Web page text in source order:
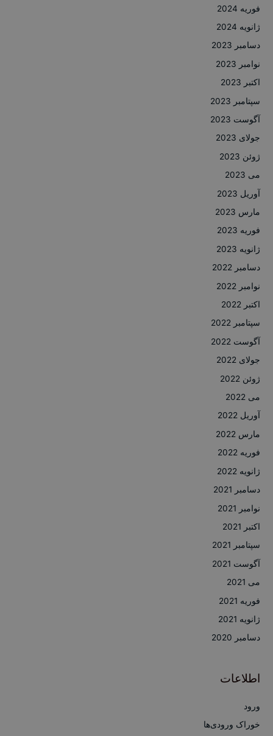
فوریه 2024
ژانویه 2024
دسامبر 2023
نوامبر 2023
اکتبر 2023
سپتامبر 2023
آگوست 2023
جولای 2023
ژوئن 2023
می 2023
آوریل 2023
مارس 2023
فوریه 2023
ژانویه 2023
دسامبر 2022
نوامبر 2022
اکتبر 2022
سپتامبر 2022
آگوست 2022
جولای 2022
ژوئن 2022
می 2022
آوریل 2022
مارس 2022
فوریه 2022
ژانویه 2022
دسامبر 2021
نوامبر 2021
اکتبر 2021
سپتامبر 2021
آگوست 2021
می 2021
فوریه 2021
ژانویه 2021
دسامبر 2020
اطلاعات
ورود
خوراک ورودی‌ها